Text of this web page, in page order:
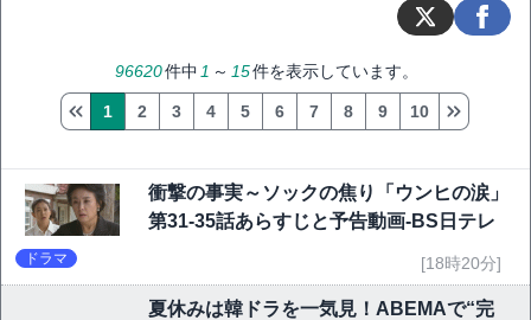
96620件中 1 ～ 15件を表示しています。
1 2 3 4 5 6 7 8 9 10
衝撃の事実～ソックの焦り「ウンヒの涙」
第31-35話あらすじと予告動画-BS日テレ
ドラマ [18時20分]
夏休みは韓ドラを一気見！ABEMAで“完